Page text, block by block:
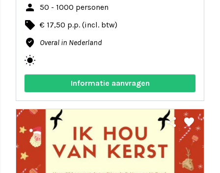
person 50 - 1000 personen
local_offer € 17,50 p.p. (incl. btw)
where_to_vote Overal in Nederland
wb_sunny
Informatie aanvragen
share favorite